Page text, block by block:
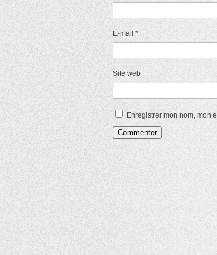
E-mail *
Site web
Enregistrer mon nom, mon